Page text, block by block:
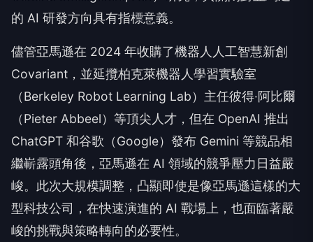
的 AI 研發方向具有指標意義。
儘管亞馬遜在 2024 年收購了機器人人工智慧新創
Covariant，並延攬柏克萊機器人學習實驗室
（Berkeley Robot Learning Lab）主任彼得·阿比爾
（Pieter Abbeel）等頂尖人才，但在 OpenAI 推出
ChatGPT 和谷歌（Google）發布 Gemini 等競品相
繼嶄露頭角後，亞馬遜在 AI 領域的競爭壓力日益嚴
峻。此次大規模調整，凸顯即使是像亞馬遜這樣的大
型科技公司，在快速演進的 AI 戰場上，也面臨著嚴
峻的挑戰與策略轉向的必要性。